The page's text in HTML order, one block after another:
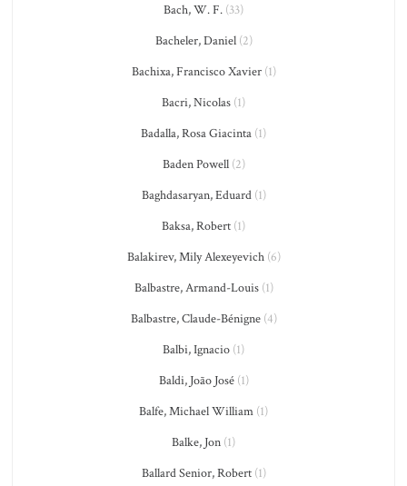
Bach, W. F. (33)
Bacheler, Daniel(2)
Bachixa, Francisco Xavier(1)
Bacri, Nicolas (1)
Badalla, Rosa Giacinta (1)
Baden Powell(2)
Baghdasaryan, Eduard(1)
Baksa, Robert (1)
Balakirev, Mily Alexeyevich(6)
Balbastre, Armand-Louis(1)
Balbastre, Claude-Bénigne(4)
Balbi, Ignacio (1)
Baldi, João José(1)
Balfe, Michael William (1)
Balke, Jon (1)
Ballard Senior, Robert(1)